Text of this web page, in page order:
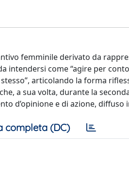
femminile derivato da
intendersi come “agire per
articolando la forma
a sua volta, durante la
d’opinione e di azione, diffuso
completa (DC)